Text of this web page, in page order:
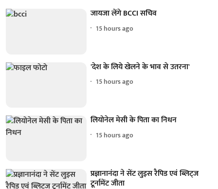
जायजा लेंगे BCCI सचिव
15 hours ago
'देश के लिये खेलने के भाव से उतरना'
15 hours ago
लियोनेल मेसी के पिता का निधन
15 hours ago
प्रज्ञानानंदा ने सेंट लुइस रैपिड एवं ब्लिट्ज
टूर्नामेंट जीता